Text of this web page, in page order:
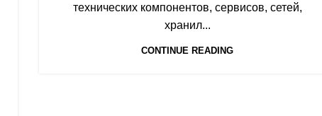
технических компонентов, сервисов, сетей,
хранил...
CONTINUE READING